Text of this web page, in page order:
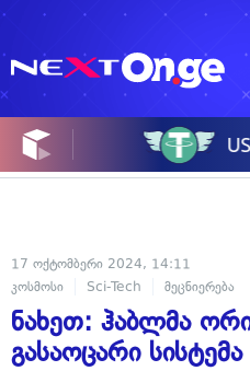
17 ოქტომბერი 2024, 14:11
კოსმოსი
Sci-Tech მეცნიერება
ნახეთ: ჰაბლმა
გასაოცარი